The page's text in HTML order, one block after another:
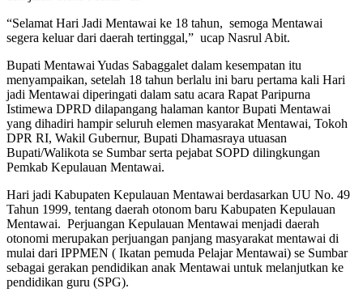
“Selamat Hari Jadi Mentawai ke 18 tahun, semoga Mentawai
segera keluar dari daerah tertinggal,” ucap Nasrul Abit.
Bupati Mentawai Yudas Sabaggalet dalam kesempatan itu
menyampaikan, setelah 18 tahun berlalu ini baru pertama kali Hari
jadi Mentawai diperingati dalam satu acara Rapat Paripurna
Istimewa DPRD dilapangang halaman kantor Bupati Mentawai
yang dihadiri hampir seluruh elemen masyarakat Mentawai, Tokoh
DPR RI, Wakil Gubernur, Bupati Dhamasraya utuasan
Bupati/Walikota se Sumbar serta pejabat SOPD dilingkungan
Pemkab Kepulauan Mentawai.
Hari jadi Kabupaten Kepulauan Mentawai berdasarkan UU No. 49
Tahun 1999, tentang daerah otonom baru Kabupaten Kepulauan
Mentawai. Perjuangan Kepulauan Mentawai menjadi daerah
otonomi merupakan perjuangan panjang masyarakat mentawai di
mulai dari IPPMEN ( Ikatan pemuda Pelajar Mentawai) se Sumbar
sebagai gerakan pendidikan anak Mentawai untuk melanjutkan ke
pendidikan guru (SPG).